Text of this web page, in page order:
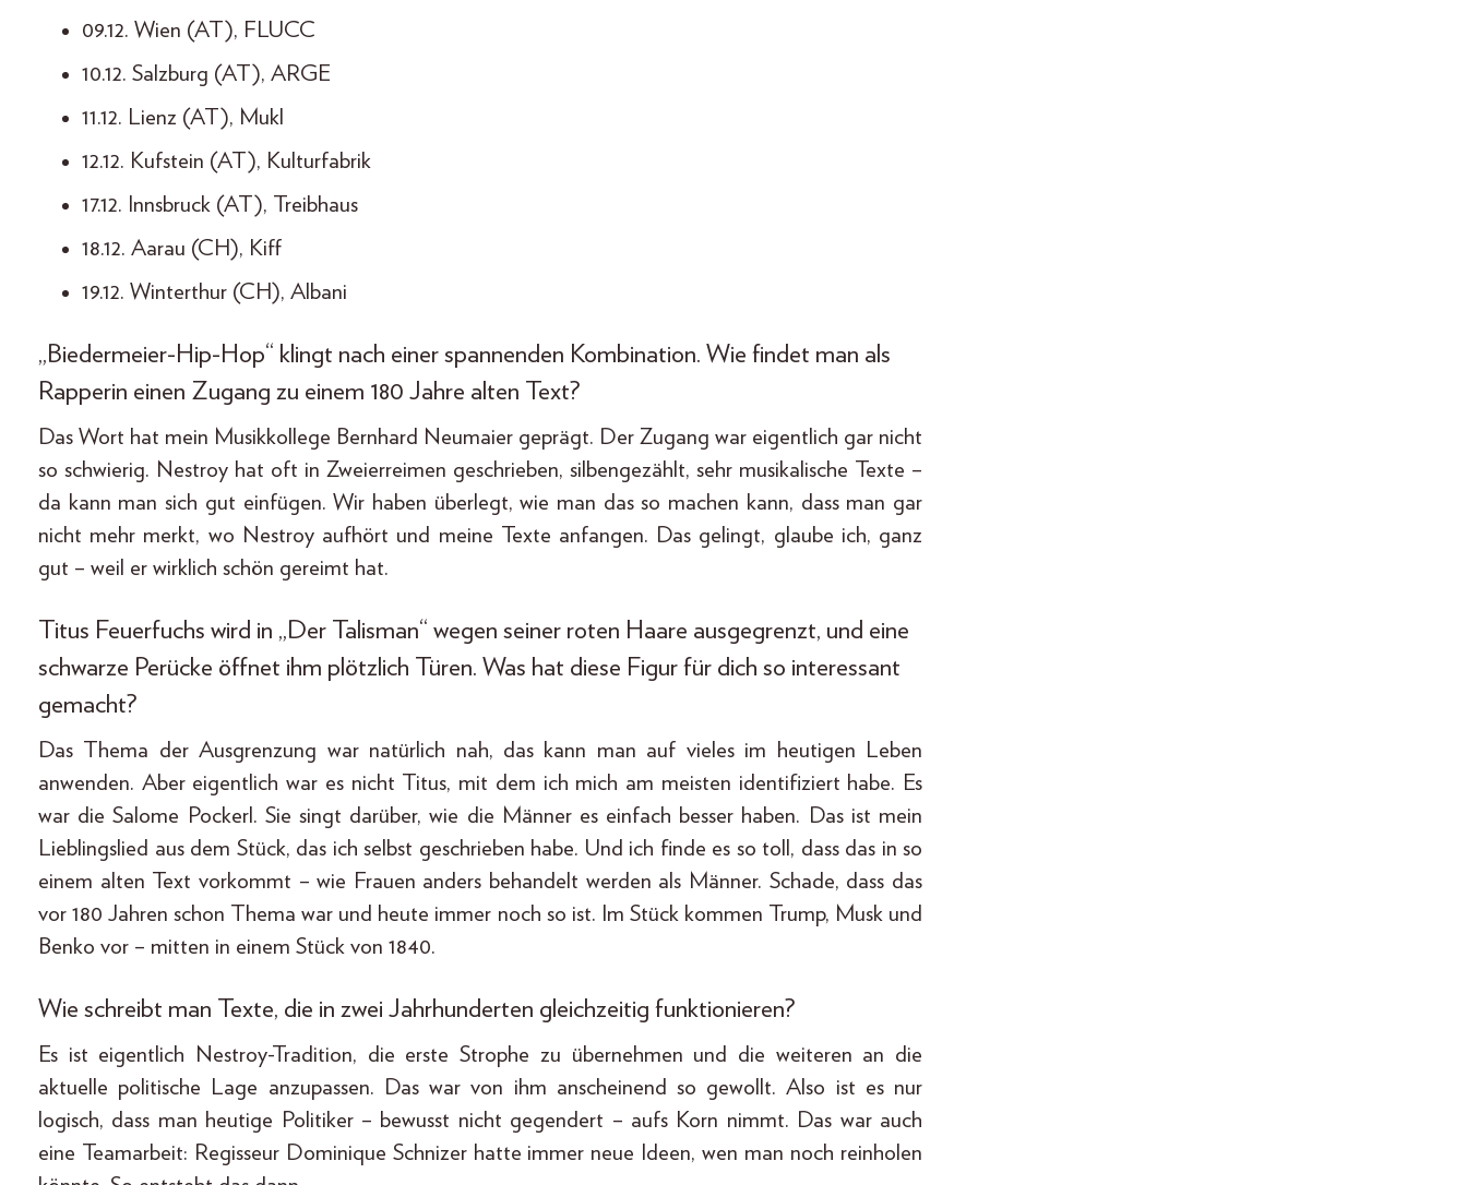
09.12. Wien (AT), FLUCC
10.12. Salzburg (AT), ARGE
11.12. Lienz (AT), Mukl
12.12. Kufstein (AT), Kulturfabrik
17.12. Innsbruck (AT), Treibhaus
18.12. Aarau (CH), Kiff
19.12. Winterthur (CH), Albani
„Biedermeier-Hip-Hop“ klingt nach einer spannenden Kombination. Wie findet man als
Rapperin einen Zugang zu einem 180 Jahre alten Text?
Das Wort hat mein Musikkollege Bernhard Neumaier geprägt. Der Zugang war eigentlich gar nicht
so schwierig. Nestroy hat oft in Zweierreimen geschrieben, silbengezählt, sehr musikalische Texte –
da kann man sich gut einfügen. Wir haben überlegt, wie man das so machen kann, dass man gar
nicht mehr merkt, wo Nestroy aufhört und meine Texte anfangen. Das gelingt, glaube ich, ganz
gut – weil er wirklich schön gereimt hat.
Titus Feuerfuchs wird in „Der Talisman“ wegen seiner roten Haare ausgegrenzt, und eine
schwarze Perücke öffnet ihm plötzlich Türen. Was hat diese Figur für dich so interessant
gemacht?
Das Thema der Ausgrenzung war natürlich nah, das kann man auf vieles im heutigen Leben
anwenden. Aber eigentlich war es nicht Titus, mit dem ich mich am meisten identifiziert habe. Es
war die Salome Pockerl. Sie singt darüber, wie die Männer es einfach besser haben. Das ist mein
Lieblingslied aus dem Stück, das ich selbst geschrieben habe. Und ich finde es so toll, dass das in so
einem alten Text vorkommt – wie Frauen anders behandelt werden als Männer. Schade, dass das
vor 180 Jahren schon Thema war und heute immer noch so ist. Im Stück kommen Trump, Musk und
Benko vor – mitten in einem Stück von 1840.
Wie schreibt man Texte, die in zwei Jahrhunderten gleichzeitig funktionieren?
Es ist eigentlich Nestroy-Tradition, die erste Strophe zu übernehmen und die weiteren an die
aktuelle politische Lage anzupassen. Das war von ihm anscheinend so gewollt. Also ist es nur
logisch, dass man heutige Politiker – bewusst nicht gegendert – aufs Korn nimmt. Das war auch
eine Teamarbeit: Regisseur Dominique Schnizer hatte immer neue Ideen, wen man noch reinholen